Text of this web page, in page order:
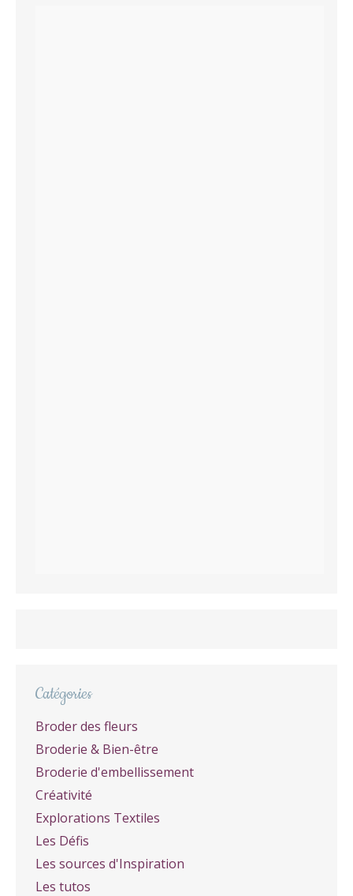
Catégories
Broder des fleurs
Broderie & Bien-être
Broderie d'embellissement
Créativité
Explorations Textiles
Les Défis
Les sources d'Inspiration
Les tutos